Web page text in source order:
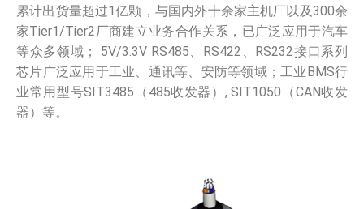
累计出货量超过1亿颗，与国内外十余家主机厂以及300余
家Tier1/Tier2厂商建立业务合作关系，已广泛应用于汽车
等众多领域； 5V/3.3V RS485、RS422、RS232接口系列
芯片广泛应用于工业、通讯等、安防等领域；工业BMS行
业常用型号SIT3485（485收发器）, SIT1050（CAN收发
器）等。